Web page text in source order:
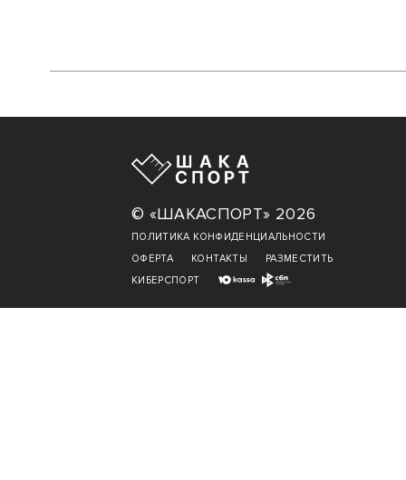
© «ШАКАСПОРТ» 2026
ПОЛИТИКА КОНФИДЕНЦИАЛЬНОСТИ
ОФЕРТА
КОНТАКТЫ
РАЗМЕСТИТЬ
КИБЕРСПОРТ